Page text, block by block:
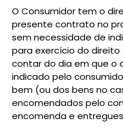
O Consumidor tem o
presente contrato no
sem necessidade de
para exercício do direito
contar do dia em que o
indicado pelo
bem (ou dos bens no
encomendados pelo
encomenda e